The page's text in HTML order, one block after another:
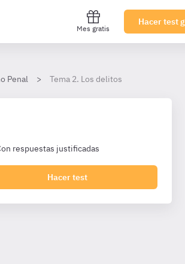
Mes gratis
Hacer test
Penal Tema 2. Los delitos
respuestas justificadas
Hacer test